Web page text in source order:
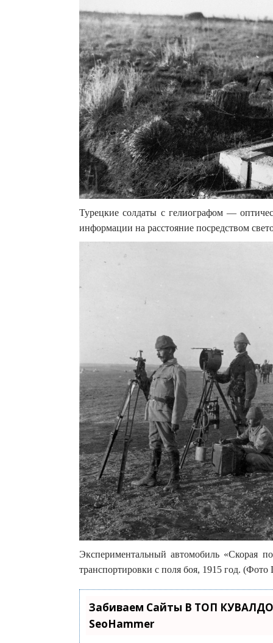
Турецкие солдаты с гелиографом —
информации на расстояние посредством
Экспериментальный автомобиль «Скорая
транспортировки с поля боя, 1915 год. (Фото
Забиваем Сайты В ТОП
SeoHammer